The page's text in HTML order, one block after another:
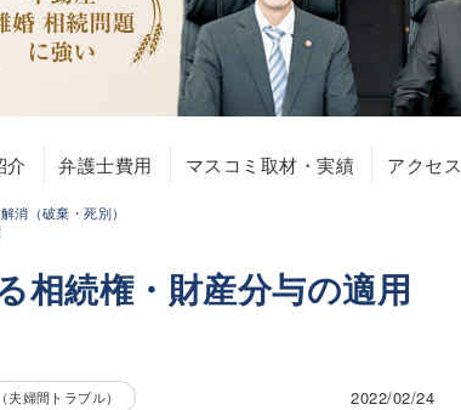
介 弁護士費用 マスコミ取材・実績 アクセス
消（破棄・死別）
相続権・財産分与の適用
夫婦間トラブル） 2022/02/24